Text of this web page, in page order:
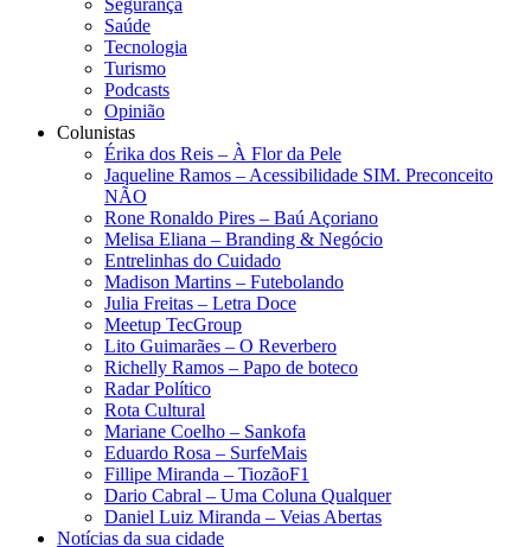
Saúde
Tecnologia
Turismo
Podcasts
Opinião
Colunistas
Érika dos Reis​ – À Flor da Pele
Jaqueline Ramos – Acessibilidade SIM. Preconceito
NÃO
Rone Ronaldo Pires – Baú Açoriano
Melisa Eliana – Branding & Negócio
Entrelinhas do Cuidado
Madison Martins – Futebolando
Julia Freitas​ – Letra Doce
Meetup TecGroup
Lito Guimarães – O Reverbero
Richelly Ramos​ – Papo de boteco
Radar Político
Rota Cultural
Mariane Coelho – Sankofa
Eduardo Rosa​ – SurfeMais
Fillipe Miranda – TiozãoF1
Dario Cabral – Uma Coluna Qualquer
Daniel Luiz Miranda – Veias Abertas
Notícias da sua cidade